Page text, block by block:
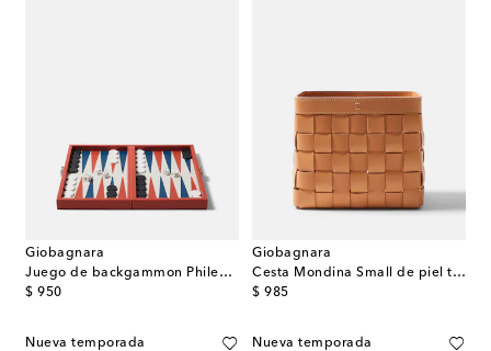
Giobagnara
Juego de backgammon Phileas Miniature de piel
$ 950
original price
Giobagnara
Cesta Mondina Small de piel trenzada
$ 985
original price
Nueva temporada Nueva temporada